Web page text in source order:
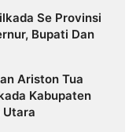
Se Provinsi
Bupati Dan
Ariston Tua
Kabupaten
Utara